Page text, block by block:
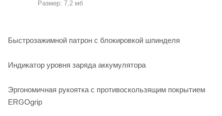
Размер: 7,2 мб
Быстрозажимной патрон с блокировкой шпинделя
Индикатор уровня заряда аккумулятора
Эргономичная рукоятка с противоскользящим покрытием
ERGOgrip